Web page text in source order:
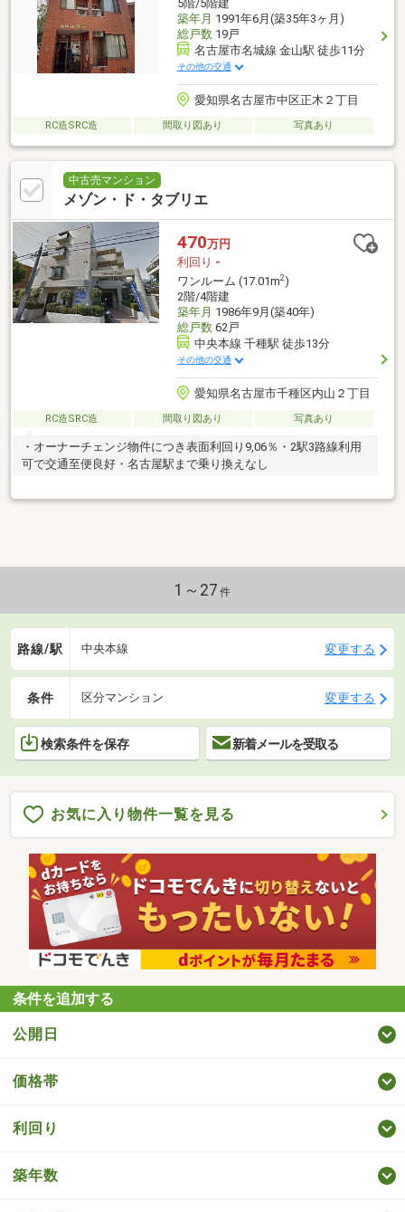
5階/5階建
築年月 1991年6月(築35年3ヶ月)
総戸数19戸
名古屋市名城線 金山駅 徒歩11分
その他の交通
愛知県名古屋市中区正木２丁目
RC造SRC造 間取り図あり 写真あり
中古売マンション
メゾン・ド・タブリエ
470万円
利回り -
ワンルーム (17.01m2)
2階/4階建
築年月 1986年9月(築40年)
総戸数62戸
中央本線 千種駅 徒歩13分
その他の交通
愛知県名古屋市千種区内山２丁目
RC造SRC造 間取り図あり 写真あり
・オーナーチェンジ物件につき表面利回り9,06％・2駅3路線利用
可で交通至便良好・名古屋駅まで乗り換えなし
1～27 件
路線/駅 中央本線 変更する
条件 区分マンション 変更する
検索条件を保存 新着メールを受取る
お気に入り物件一覧を見る
条件を追加する
公開日
価格帯
利回り
築年数